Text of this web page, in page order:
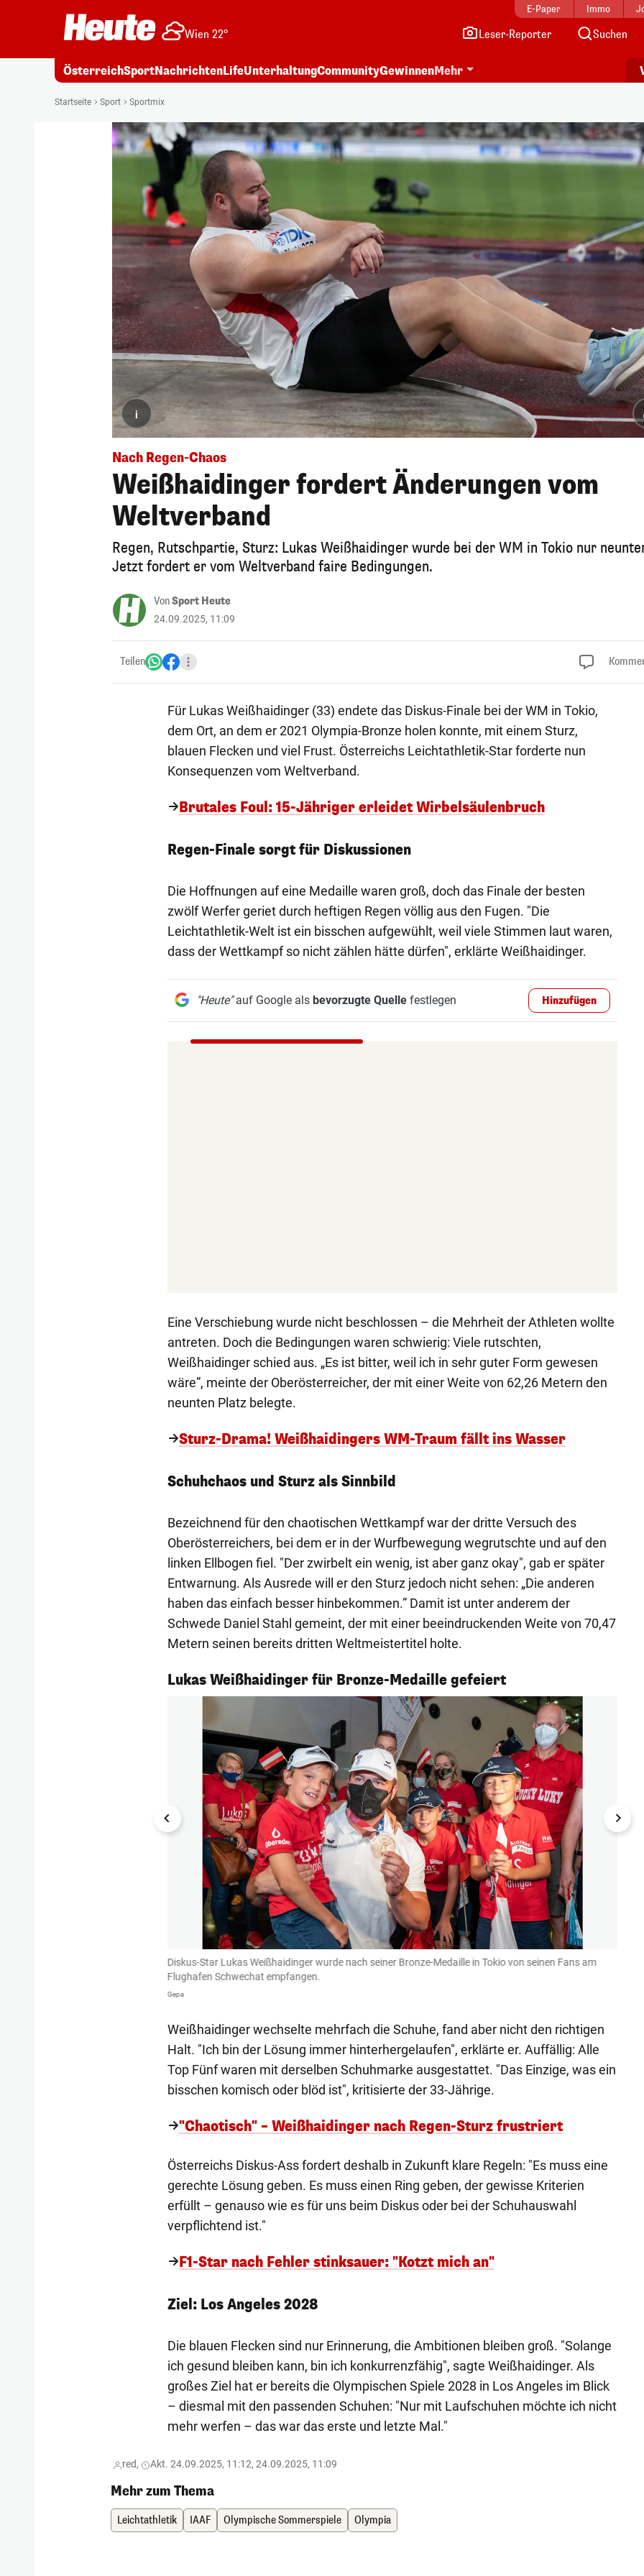
E-Paper Immo
Wien 22° Leser-Reporter Suchen
ÖsterreichSportNachrichtenLifeUnterhaltungCommunityGewinnenMehr
Startseite Sport Sportmix
i
Nach Regen-Chaos
Weißhaidinger fordert Änderungen vom
Weltverband
Regen, Rutschpartie, Sturz: Lukas Weißhaidinger wurde bei der WM in Tokio nur
Jetzt fordert er vom Weltverband faire Bedingungen.
VonSport Heute
24.09.2025, 11:09
Teilen
Für Lukas Weißhaidinger (33) endete das Diskus-Finale bei der WM in Tokio,
dem Ort, an dem er 2021 Olympia-Bronze holen konnte, mit einem Sturz,
blauen Flecken und viel Frust. Österreichs Leichtathletik-Star forderte nun
Konsequenzen vom Weltverband.
Brutales Foul: 15-Jähriger erleidet Wirbelsäulenbruch
Regen-Finale sorgt für Diskussionen
Die Hoffnungen auf eine Medaille waren groß, doch das Finale der besten
zwölf Werfer geriet durch heftigen Regen völlig aus den Fugen. "Die
Leichtathletik-Welt ist ein bisschen aufgewühlt, weil viele Stimmen laut waren,
dass der Wettkampf so nicht zählen hätte dürfen", erklärte Weißhaidinger.
"Heute"auf Google als bevorzugte Quellefestlegen Hinzufügen
Eine Verschiebung wurde nicht beschlossen – die Mehrheit der Athleten wollte
antreten. Doch die Bedingungen waren schwierig: Viele rutschten,
Weißhaidinger schied aus. „Es ist bitter, weil ich in sehr guter Form gewesen
wäre”, meinte der Oberösterreicher, der mit einer Weite von 62,26 Metern den
neunten Platz belegte.
Sturz-Drama! Weißhaidingers WM-Traum fällt ins Wasser
Schuhchaos und Sturz als Sinnbild
Bezeichnend für den chaotischen Wettkampf war der dritte Versuch des
Oberösterreichers, bei dem er in der Wurfbewegung wegrutschte und auf den
linken Ellbogen fiel. "Der zwirbelt ein wenig, ist aber ganz okay", gab er später
Entwarnung. Als Ausrede will er den Sturz jedoch nicht sehen: „Die anderen
haben das einfach besser hinbekommen.” Damit ist unter anderem der
Schwede Daniel Stahl gemeint, der mit einer beeindruckenden Weite von 70,47
Metern seinen bereits dritten Weltmeistertitel holte.
Lukas Weißhaidinger für Bronze-Medaille gefeiert
1/4
Diskus-Star Lukas Weißhaidinger wurde nach seiner Bronze-Medaille in Tokio von seinen Fans am
Flughafen Schwechat empfangen.
Gepa
Weißhaidinger wechselte mehrfach die Schuhe, fand aber nicht den richtigen
Halt. "Ich bin der Lösung immer hinterhergelaufen", erklärte er. Auffällig: Alle
Top Fünf waren mit derselben Schuhmarke ausgestattet. "Das Einzige, was ein
bisschen komisch oder blöd ist", kritisierte der 33-Jährige.
"Chaotisch" – Weißhaidinger nach Regen-Sturz frustriert
Österreichs Diskus-Ass fordert deshalb in Zukunft klare Regeln: "Es muss eine
gerechte Lösung geben. Es muss einen Ring geben, der gewisse Kriterien
erfüllt – genauso wie es für uns beim Diskus oder bei der Schuhauswahl
verpflichtend ist."
F1-Star nach Fehler stinksauer: "Kotzt mich an"
Ziel: Los Angeles 2028
Die blauen Flecken sind nur Erinnerung, die Ambitionen bleiben groß. "Solange
ich gesund bleiben kann, bin ich konkurrenzfähig", sagte Weißhaidinger. Als
großes Ziel hat er bereits die Olympischen Spiele 2028 in Los Angeles im Blick
– diesmal mit den passenden Schuhen: "Nur mit Laufschuhen möchte ich nicht
mehr werfen – das war das erste und letzte Mal."
red, Akt. 24.09.2025, 11:12, 24.09.2025, 11:09
Mehr zum Thema
Leichtathletik IAAF Olympische Sommerspiele Olympia